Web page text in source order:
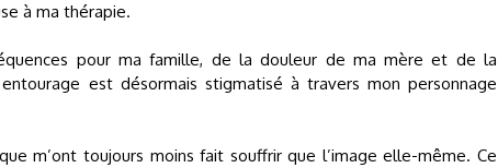
à ma thérapie.
pour ma famille, de la douleur de ma mère et de la
est désormais stigmatisé à travers mon personnage
m’ont toujours moins fait souffrir que l’image elle-même. Ce